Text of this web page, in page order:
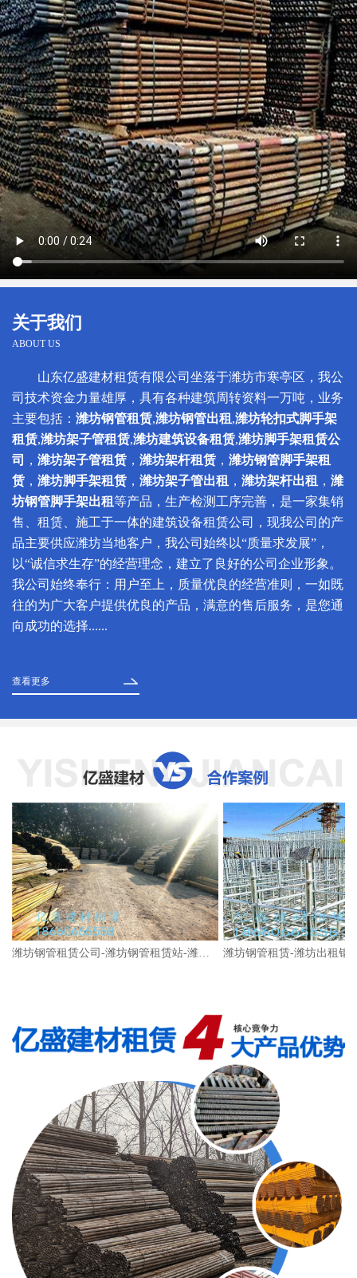
关于我们
ABOUT US
山东亿盛建材租赁有限公司坐落于潍坊市寒亭区，我公
司技术资金力量雄厚，具有各种建筑周转资料一万吨，业务
主要包括： 潍坊钢管租赁,潍坊钢管出租 ,潍坊轮扣式脚手架
租赁,潍坊架子管租赁,潍坊建筑设备租赁,潍坊脚手架租赁公
司
， 潍坊架子管租赁 ， 潍坊架杆租赁 ， 潍坊钢管脚手架租
赁 ， 潍坊脚手架租赁 ， 潍坊架子管出租 ， 潍坊架杆出租 ， 潍
坊钢管脚手架出租等产品，生产检测工序完善，是一家集销
售、租赁、施工于一体的建筑设备租赁公司，现我公司的产
品主要供应潍坊当地客户，我公司始终以“质量求发展”，
以“诚信求生存”的经营理念，建立了良好的公司企业形象。
我公司始终奉行：用户至上，质量优良的经营准则，一如既
往的为广大客户提供优良的产品，满意的售后服务，是您通
向成功的选择......
查看更多